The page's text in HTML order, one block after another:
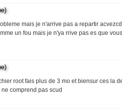
mais je n'arrive pas a repartir
un fou mais je n'ya rrive pas es que
root fais plus de 3 mo et biensur ces la
comprend pas scud